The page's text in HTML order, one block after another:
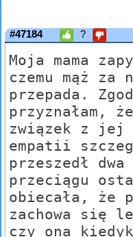
#47184 ?
Moja mama
czemu mąż za
przepada.
przyznałam,
związek z jej
empatii
przeszedł dwa
przeciągu
obiecała, że
zachowa się
czy ona